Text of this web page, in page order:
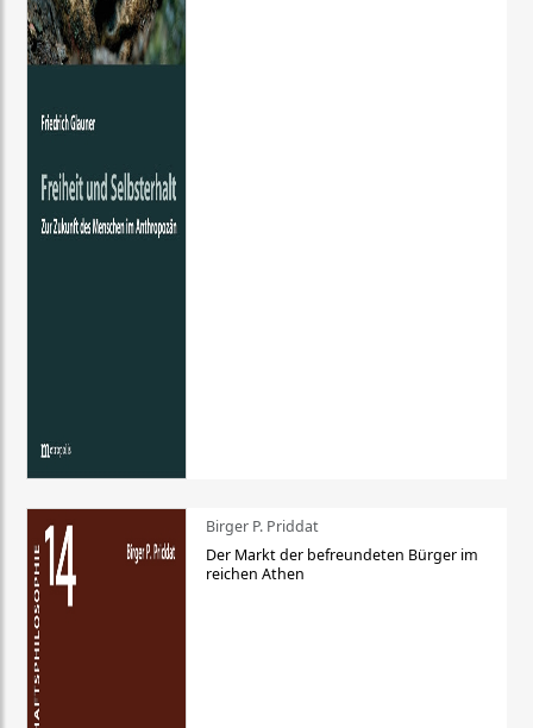
Birger P. Priddat
Der Markt der befreundeten Bürger im
reichen Athen